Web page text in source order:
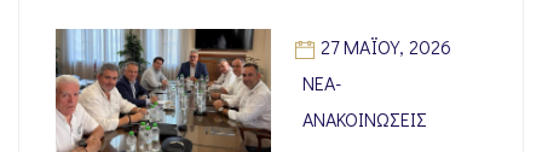
27 ΜΑΪ́ΟΥ, 2026
ΝΈΑ-
ΑΝΑΚΟΙΝΏΣΕΙΣ